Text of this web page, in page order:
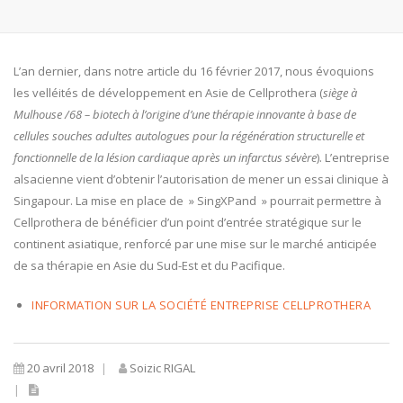
L’an dernier, dans notre article du 16 février 2017, nous évoquions
les velléités de développement en Asie de Cellprothera (siège à
Mulhouse /68 – biotech à l’origine d’une thérapie innovante à base de
cellules souches adultes autologues pour la régénération structurelle et
fonctionnelle de la lésion cardiaque après un infarctus sévère). L’entreprise
alsacienne vient d’obtenir l’autorisation de mener un essai clinique à
Singapour. La mise en place de » SingXPand » pourrait permettre à
Cellprothera de bénéficier d’un point d’entrée stratégique sur le
continent asiatique, renforcé par une mise sur le marché anticipée
de sa thérapie en Asie du Sud-Est et du Pacifique.
INFORMATION SUR LA SOCIÉTÉ ENTREPRISE CELLPROTHERA
20 avril 2018 Soizic RIGAL